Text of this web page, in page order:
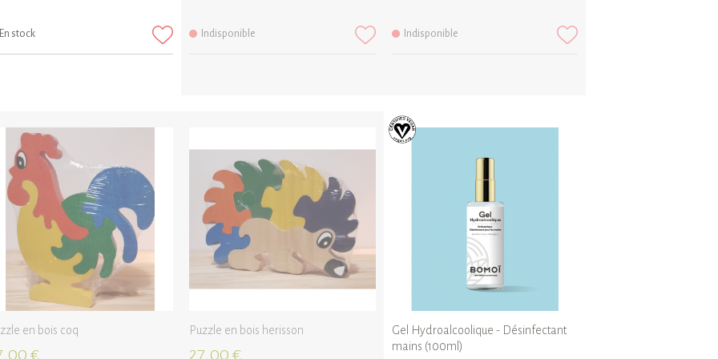
En stock Indisponible Indisponible
en bois coq
€
Puzzle en bois herisson
27,00 €
Gel Hydroalcoolique - Désinfectant
mains (100ml)